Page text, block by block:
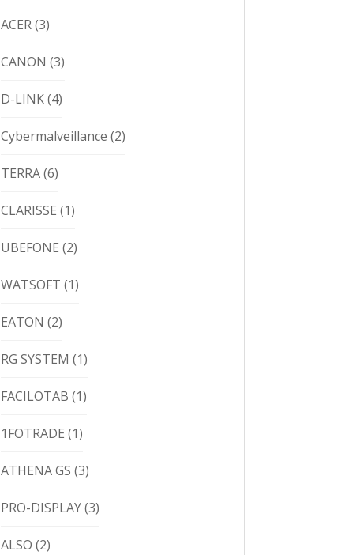
ACER(3)
CANON (3)
D-LINK(4)
Cybermalveillance (2)
TERRA(6)
CLARISSE (1)
UBEFONE (2)
WATSOFT (1)
EATON (2)
RG SYSTEM (1)
FACILOTAB (1)
1FOTRADE (1)
ATHENA GS (3)
PRO-DISPLAY(3)
ALSO (2)